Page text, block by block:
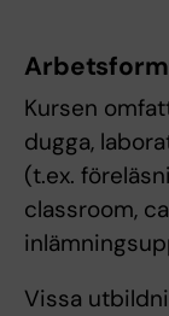
Kursen
dugga,
(t.ex.
classroom,
Vissa